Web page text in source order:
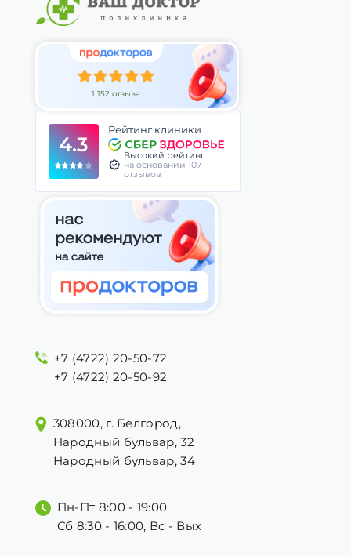
1 152 отзыва
4.3
Рейтинг клиники
Высокий рейтинг
на основании 107
отзывов
+7 (4722) 20-50-72
+7 (4722) 20-50-92
308000, г. Белгород,
Народный бульвар, 32
Народный бульвар, 34
Пн-Пт 8:00 - 19:00
Сб 8:30 - 16:00, Вс - Вых